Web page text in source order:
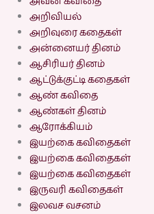
அறிவியல்
அறிவுரை கதைகள்
அன்னையர் தினம்
ஆசிரியர் தினம்
ஆட்டுக்குட்டி கதைகள்
ஆண் கவிதை
ஆண்கள் தினம்
ஆரோக்கியம்
இயற்கை கவிதைகள்
இயற்கை கவிதைகள்
இயற்கை கவிதைகள்
இருவரி கவிதைகள்
இலவச வசனம்